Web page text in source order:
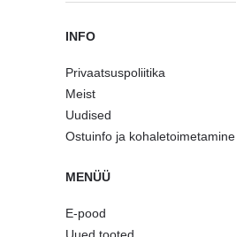
INFO
Privaatsuspoliitika
Meist
Uudised
Ostuinfo ja kohaletoimetamine
MENÜÜ
E-pood